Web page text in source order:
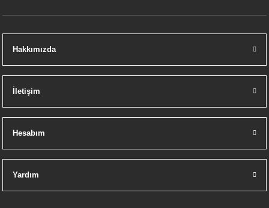
Hakkımızda
İletişim
Hesabım
Yardım